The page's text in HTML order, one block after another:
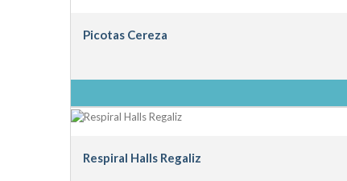
Picotas Cereza
Respiral Halls Regaliz